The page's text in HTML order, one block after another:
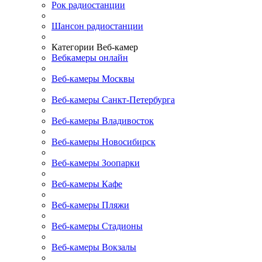
Рок радиостанции
Шансон радиостанции
Категории Веб-камер
Вебкамеры онлайн
Веб-камеры Москвы
Веб-камеры Санкт-Петербурга
Веб-камеры Владивосток
Веб-камеры Новосибирск
Веб-камеры Зоопарки
Веб-камеры Кафе
Веб-камеры Пляжи
Веб-камеры Стадионы
Веб-камеры Вокзалы